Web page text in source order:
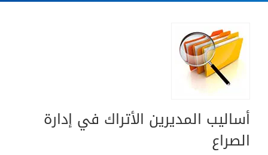
أساليب المديرين الأتراك في إدارة
الصراع